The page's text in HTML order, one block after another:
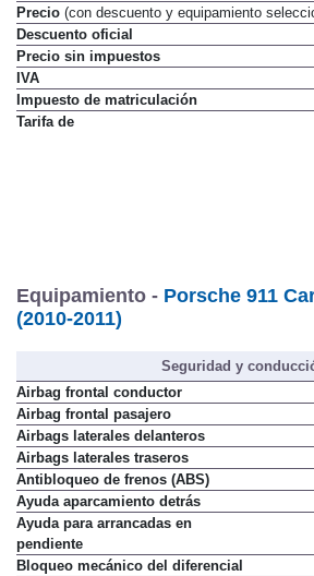
Precio (con descuento y equipamiento
Descuento oficial
Precio sin impuestos
IVA
Impuesto de matriculación
Tarifa de
Equipamiento - Porsche 911
(2010-2011)
Seguridad y
Airbag frontal conductor
Airbag frontal pasajero
Airbags laterales delanteros
Airbags laterales traseros
Antibloqueo de frenos (ABS)
Ayuda aparcamiento detrás
Ayuda para arrancadas en
pendiente
Bloqueo mecánico del diferencial